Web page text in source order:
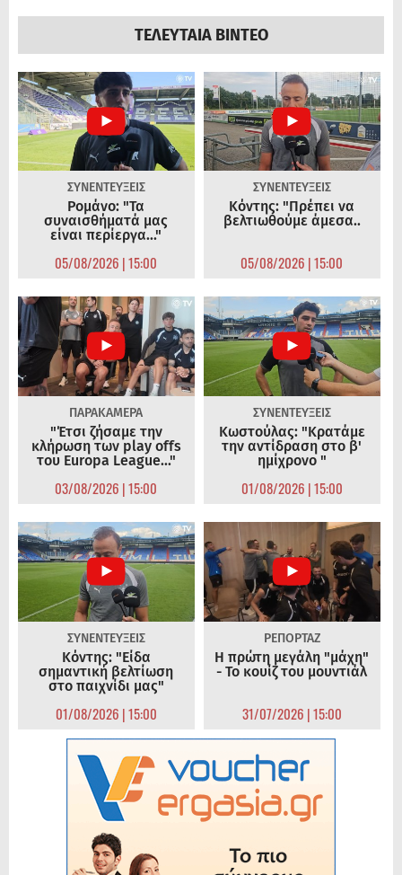
ΤΕΛΕΥΤΑΙΑ ΒΙΝΤΕΟ
ΣΥΝΕΝΤΕΥΞΕΙΣ
Ρομάνο: "Τα
συναισθήματά μας
είναι περίεργα..."
05/08/2026 | 15:00
ΣΥΝΕΝΤΕΥΞΕΙΣ
Κόντης: "Πρέπει να
βελτιωθούμε άμεσα..
05/08/2026 | 15:00
ΠΑΡΑΚΑΜΕΡΑ
"Έτσι ζήσαμε την
κλήρωση των play offs
του Europa League..."
03/08/2026 | 15:00
ΣΥΝΕΝΤΕΥΞΕΙΣ
Κωστούλας: "Κρατάμε
την αντίδραση στο β'
ημίχρονο "
01/08/2026 | 15:00
ΣΥΝΕΝΤΕΥΞΕΙΣ
Κόντης: "Είδα
σημαντική βελτίωση
στο παιχνίδι μας"
01/08/2026 | 15:00
ΡΕΠΟΡΤΑΖ
Η πρώτη μεγάλη "μάχη"
- Το κουίζ του μουντιάλ
31/07/2026 | 15:00